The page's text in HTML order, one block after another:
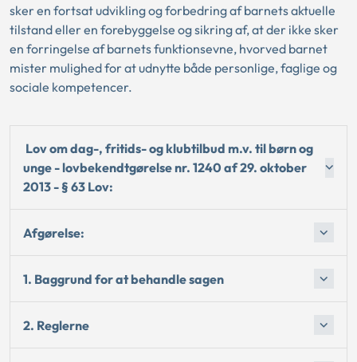
sker en fortsat udvikling og forbedring af barnets aktuelle
tilstand eller en forebyggelse og sikring af, at der ikke sker
en forringelse af barnets funktionsevne, hvorved barnet
mister mulighed for at udnytte både personlige, faglige og
sociale kompetencer.
Lov om dag-, fritids- og klubtilbud m.v. til børn og
unge - lovbekendtgørelse nr. 1240 af 29. oktober
2013 - § 63 Lov:
Afgørelse:
1. Baggrund for at behandle sagen
2. Reglerne